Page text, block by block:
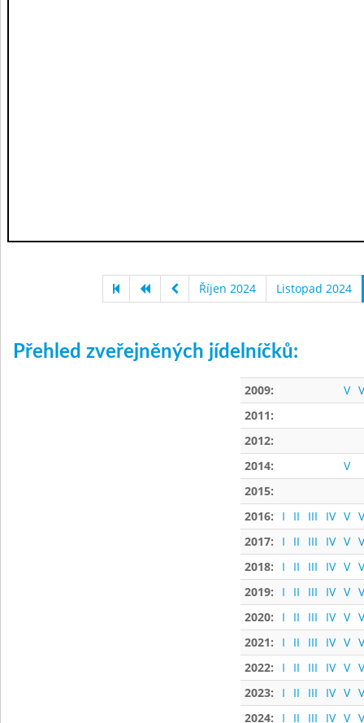
Říjen 2024 Listopad 2024
Přehled zveřejněných jídelníčků:
2009: V
2011:
2012:
2014:
V
2015:
2016:
I II III IV V
2017:
I II III IV V
2018:
I II III IV V
2019:
I II III IV V
2020:
I II III IV V
2021:
I II III IV V
2022:
I II III IV V
2023:
I II III IV V
2024:
I II III IV V